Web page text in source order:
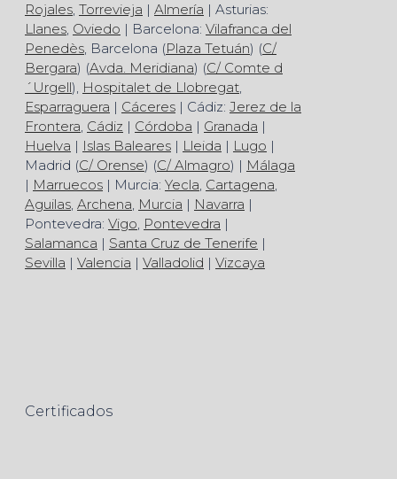
Rojales, Torrevieja | Almería | Asturias:
Llanes, Oviedo | Barcelona: Vilafranca del
Penedès, Barcelona (Plaza Tetuán) (C/
Bergara) (Avda. Meridiana) (C/ Comte d
´Urgell), Hospitalet de Llobregat,
Esparraguera | Cáceres | Cádiz: Jerez de la
Frontera, Cádiz | Córdoba | Granada |
Huelva | Islas Baleares | Lleida | Lugo |
Madrid (C/ Orense) (C/ Almagro) | Málaga
| Marruecos | Murcia: Yecla, Cartagena,
Aguilas, Archena, Murcia | Navarra |
Pontevedra: Vigo, Pontevedra |
Salamanca | Santa Cruz de Tenerife |
Sevilla | Valencia | Valladolid | Vizcaya
Certificados